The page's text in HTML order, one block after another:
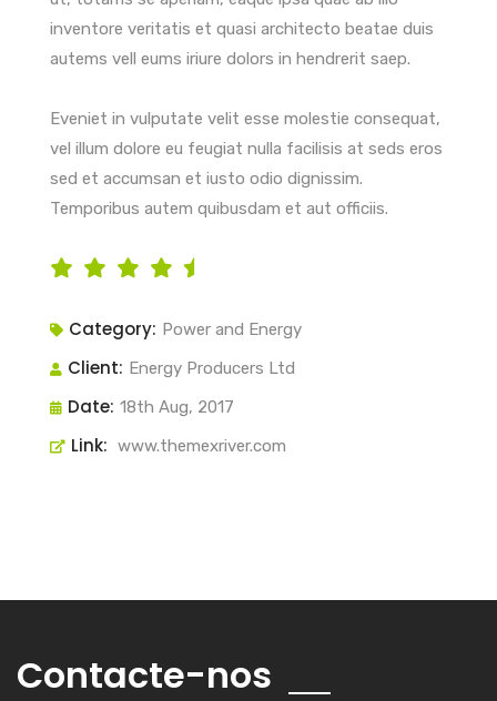
inventore veritatis et quasi architecto beatae duis
autems vell eums iriure dolors in hendrerit saep.
Eveniet in vulputate velit esse molestie consequat,
vel illum dolore eu feugiat nulla facilisis at seds eros
sed et accumsan et iusto odio dignissim.
Temporibus autem quibusdam et aut officiis.
Category: Power and Energy
Client: Energy Producers Ltd
Date: 18th Aug, 2017
Link: www.themexriver.com
Contacte-nos